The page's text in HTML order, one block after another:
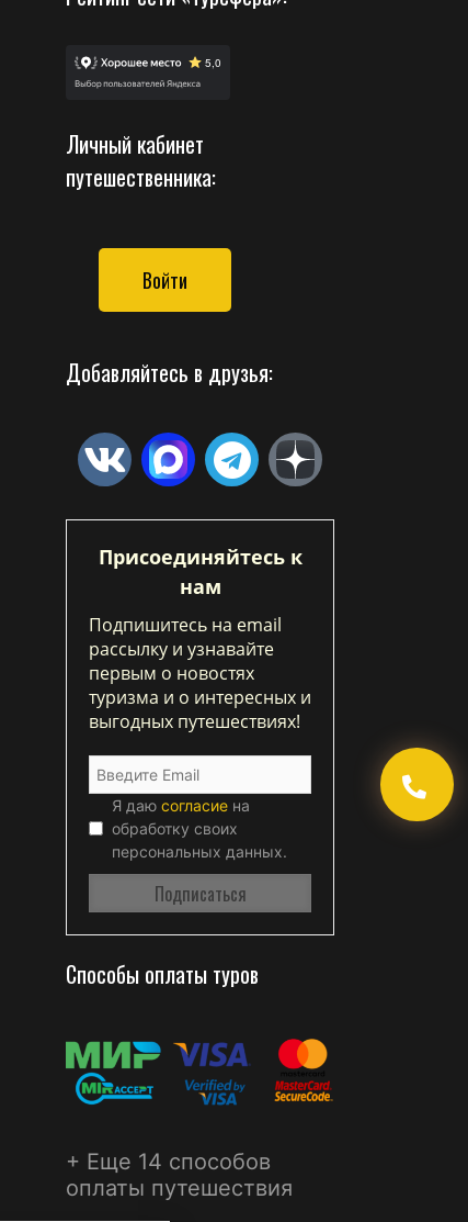
Личный кабинет
путешественника:
Войти
Добавляйтесь в друзья:
Присоединяйтесь к
нам
Подпишитесь на email
рассылку и узнавайте
первым о новостях
туризма и о интересных и
выгодных путешествиях!
Я даю согласие на
обработку своих
персональных данных.
Способы оплаты туров
+ Еще 14 способов
оплаты путешествия